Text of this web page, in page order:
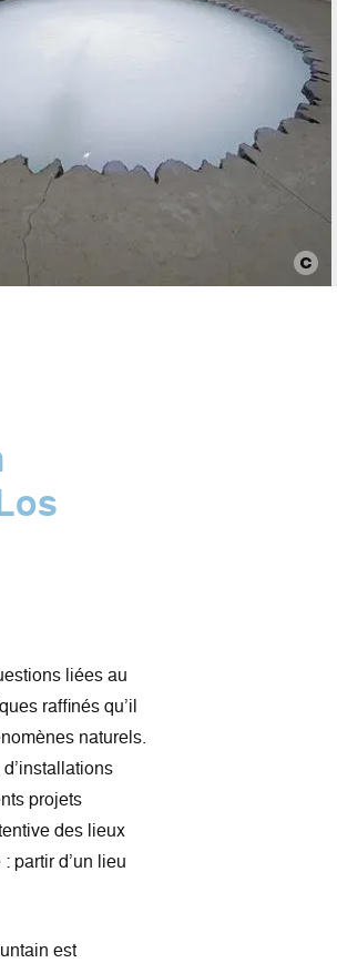
liées au
raffinés qu’il
naturels.
projets
des lieux
partir d’un lieu
est